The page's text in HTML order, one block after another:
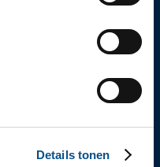
Details tonen
BEREIKBAAR